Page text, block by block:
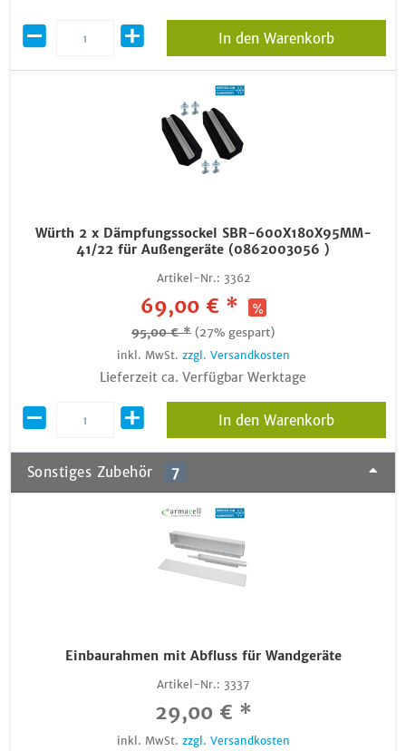
In den Warenkorb
Würth 2 x Dämpfungssockel SBR-600X180X95MM-
41/22 für Außengeräte (0862003056 )
Artikel-Nr.: 3362
69,00 € *
95,00 € * (27% gespart)
inkl. MwSt. zzgl. Versandkosten
Lieferzeit ca. Verfügbar Werktage
In den Warenkorb
Sonstiges Zubehör 7
Einbaurahmen mit Abfluss für Wandgeräte
Artikel-Nr.: 3337
29,00 € *
inkl. MwSt. zzgl. Versandkosten